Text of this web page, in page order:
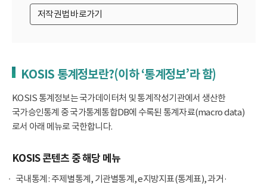
저작권법 바로가기
KOSIS 통계정보란?(이하 ‘통계정보’라 함)
KOSIS 통계정보는 국가데이터처 및 통계작성기관에서 생산한
국가승인통계 중 국가통계통합DB에 수록된 통계자료(macro data)
로서 아래 메뉴로 국한합니다.
KOSIS 콘텐츠 중 해당 메뉴
국내통계 : 주제별통계, 기관별통계, e지방지표(통계표), 과거·